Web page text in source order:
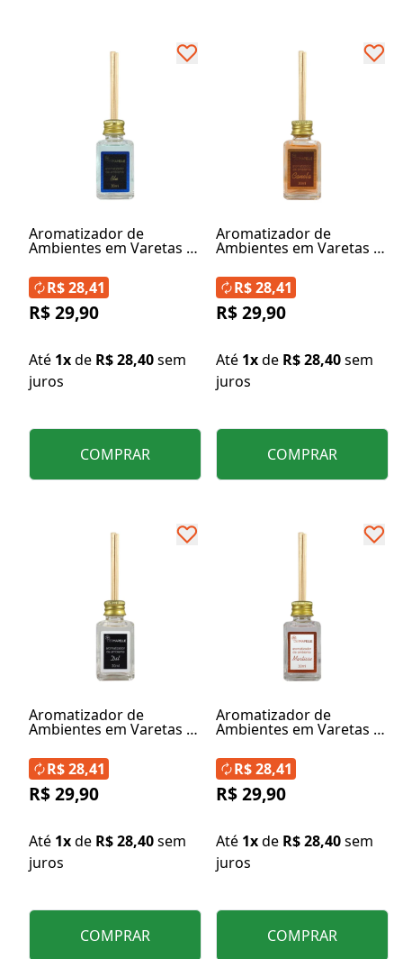
Aromatizador de
Ambientes em Varetas -
R$ 29,90
Até 1xde R$ 28,40sem
juros
R$ 28,41
COMPRAR
Aromatizador de
Ambientes em Varetas -
R$ 29,90
Até 1xde R$ 28,40sem
juros
R$ 28,41
COMPRAR
Aromatizador de
Ambientes em Varetas -
R$ 29,90
Até 1xde R$ 28,40sem
juros
R$ 28,41
COMPRAR
Aromatizador de
Ambientes em Varetas -
R$ 29,90
Até 1xde R$ 28,40sem
juros
R$ 28,41
COMPRAR